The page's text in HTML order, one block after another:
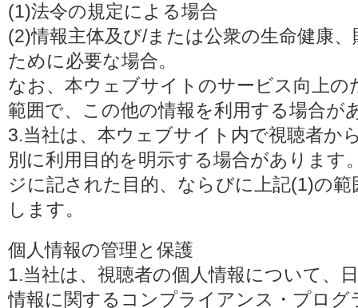
(1)法令の規定による場合
(2)情報主体及び/または公衆の生命健康
ために必要な場合。
なお、本ウェブサイトのサービス向上
範囲で、この他の情報を利用する場合が
3.当社は、本ウェブサイト内で視聴者か
別に利用目的を明示する場合があります
ジに記された目的、ならびに上記(1)の
します。
個人情報の管理と保護
1.当社は、視聴者の個人情報について、
情報に関するコンプライアンス・プロ